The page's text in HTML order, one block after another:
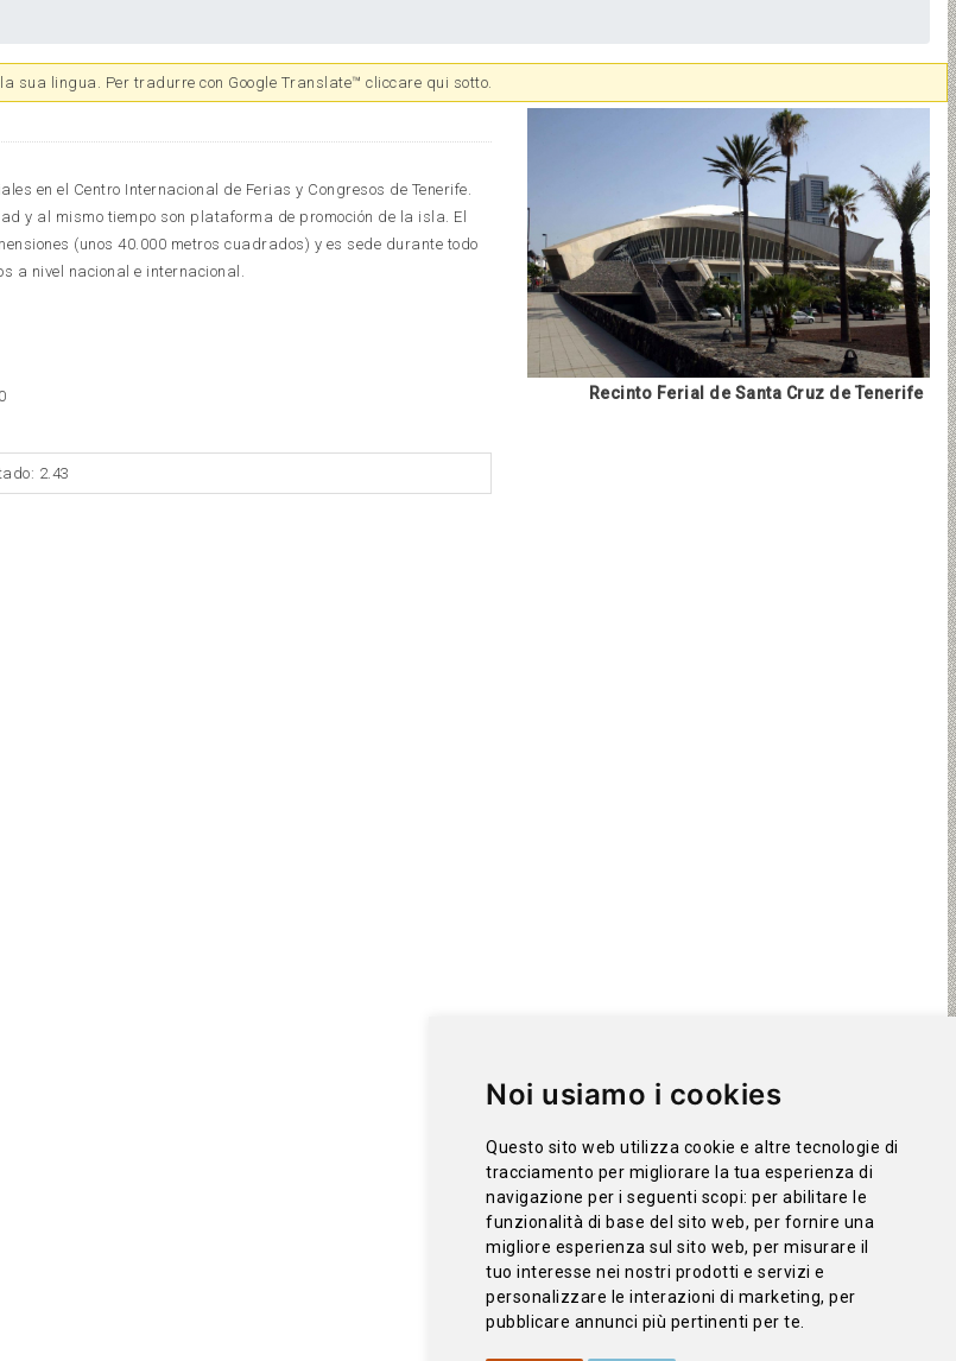
Noi usiamo i cookies
Questo sito web utilizza cookie e altre tecnologie di
tracciamento per migliorare la tua esperienza di
navigazione per i seguenti scopi:per abilitare le
funzionalità di base del sito web, per fornire una
migliore esperienza sul sito web,per misurare il
tuo interesse nei nostri prodotti e servizi e
personalizzare le interazioni di marketing,per
pubblicare annunci più pertinenti per te
sua lingua. Per tradurre con Google Translate™ cliccare qui sotto.
en el Centro Internacional de Ferias y Congresos de Tenerife.
y al mismo tiempo son plataforma de promoción de la isla. El
(unos 40.000 metros cuadrados) y es sede durante todo
a nivel nacional e internacional.
2.43
Recinto Ferial de Santa Cruz de Tenerife